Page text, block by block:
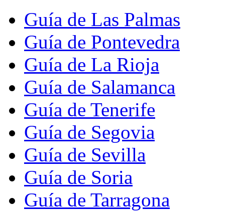
Guía de Las Palmas
Guía de Pontevedra
Guía de La Rioja
Guía de Salamanca
Guía de Tenerife
Guía de Segovia
Guía de Sevilla
Guía de Soria
Guía de Tarragona